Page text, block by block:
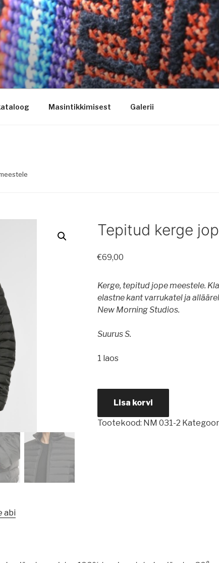
tikkimine, kodukoha pusad, personaliseeritud
Masintikkimisest Galerii
Tepitud kerge
€69,00
Kerge, tepitud jope meestele.
elastne kant varrukatel ja
New Morning Studios.
Suurus S.
1 laos
kerge
jope
Lisa korvi
Tootekood: NM 031-2
abi